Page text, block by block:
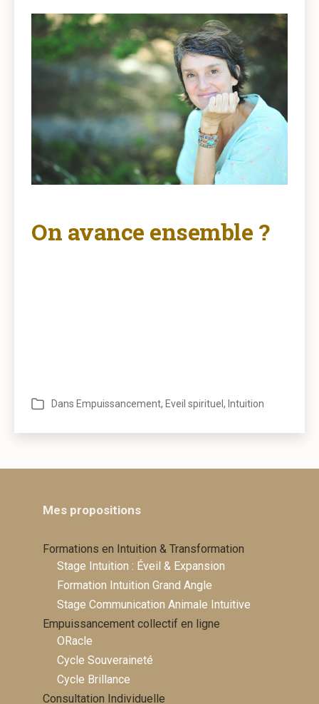
On avance ensemble ?
Catégories
Dans Empuissancement, Eveil spirituel , Intuition
Mes propositions
Formations en Intuition & Transformation
Stage Intuition : Éveil & Expansion
Formation Intuition Grand Angle
Stage Communication Animale Intuitive
Empuissancement collectif en ligne
ORacle
Cycle Souveraineté
Cycle Brillance
Consultation Individuelle